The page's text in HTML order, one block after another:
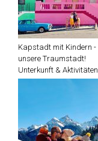
Kapstadt mit Kindern -
unsere Traumstadt!
Unterkunft & Aktivitäten